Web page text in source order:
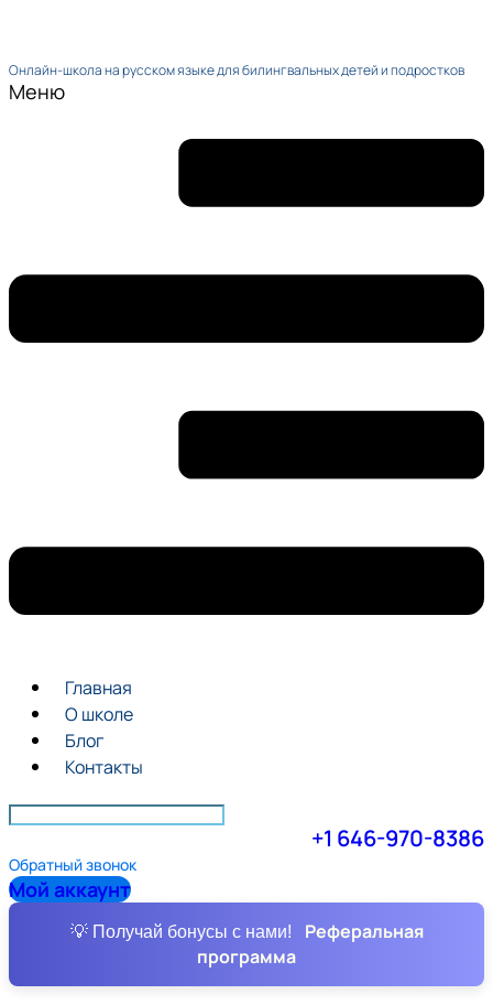
Онлайн-школа на русском языке для билингвальных детей и подростков
Меню
Главная
О школе
Блог
Контакты
+1 646-970-8386
Обратный звонок
Мой аккаунт
💡 Получай бонусы с нами!
Реферальная
программа